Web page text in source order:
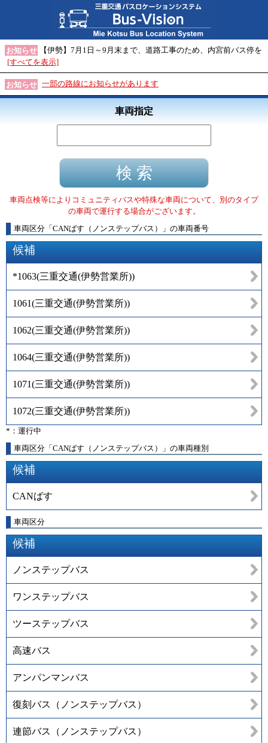
お知らせ
【伊勢】7月1日～9月末まで、道路工事のため、内宮前バス停を
[すべてを表示]
お知らせ 一部の路線にお知らせがあります
車両指定
車両点検等によりコミュニティバスや特殊な車両について、別のタイプ
の車両で運行する場合がございます。
車両区分 「 CANばす（ノンステップバス） 」 の車両番号
候補
*1063(三重交通(伊勢営業所))
1061(三重交通(伊勢営業所))
1062(三重交通(伊勢営業所))
1064(三重交通(伊勢営業所))
1071(三重交通(伊勢営業所))
1072(三重交通(伊勢営業所))
*：運行中
車両区分「CANばす（ノンステップバス）」の車両種別
候補
CANばす
車両区分
候補
ノンステップバス
ワンステップバス
ツーステップバス
高速バス
アンパンマンバス
復刻バス（ノンステップバス）
連節バス（ノンステップバス）